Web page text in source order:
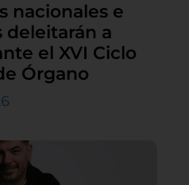
nacionales e
deleitarán a
el XVI Ciclo
Órgano